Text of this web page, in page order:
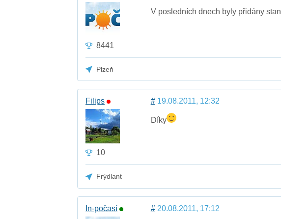
8441
V posledních dnech byly přidány
Plzeň
Filips
10
#19.08.2011, 12:32
Díky
Frýdlant
In-počasí #20.08.2011, 17:12